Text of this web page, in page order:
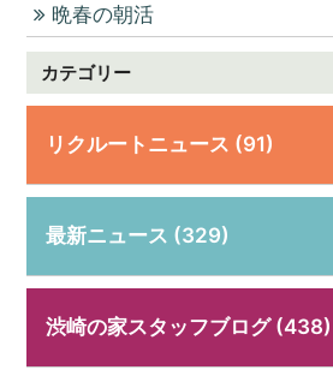
晩春の朝活
カテゴリー
リクルートニュース (91)
最新ニュース (329)
渋崎の家スタッフブログ (438)